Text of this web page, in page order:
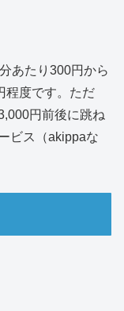
あたり300円から
程度です。ただ
円前後に跳ね
ビス（akippaな